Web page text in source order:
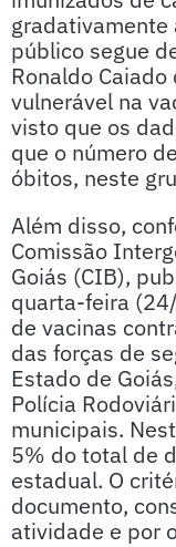
gradativamente
público segue
Ronaldo
vulnerável na
visto que os
que o número
óbitos, neste
Além disso,
Comissão
Goiás (CIB),
quarta-feira
de vacinas
das forças de
Estado de
Polícia
municipais.
5% do total de
estadual. O
documento,
atividade e por